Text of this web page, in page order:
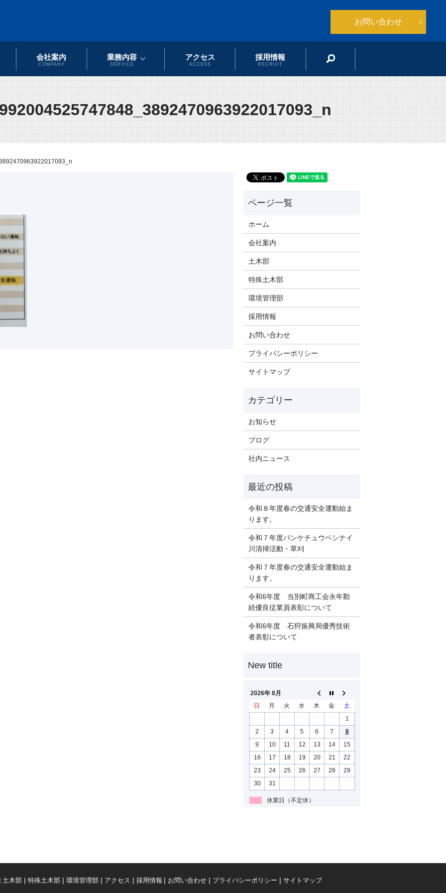
お問い合わせ
会社案内
COMPANY
業務内容
SERVICE
アクセス
ACCESS
採用情報
RECRUIT
search
ホーム
会社案内
土木部
特殊土木部
環境管理部
採用情報
お問い合わせ
プライバシーポリシー
サイトマップ
お知らせ
ブログ
社内ニュース
令和８年度春の交通安全運動始ま
ります。
令和７年度パンケチュウベシナイ
川清掃活動・草刈
令和７年度春の交通安全運動始ま
ります。
令和6年度 当別町商工会永年勤
続優良従業員表彰について
令和6年度 石狩振興局優秀技術
者表彰について
2026年 8月
日
月 火 水 木 金
土
1
2
3 4 5 6 7
8
9
10 11 12 13 14
15
16
17 18 19 20 21
22
23
24 25 26 27 28
29
30
31
休業日（不定休）
土木部 特殊土木部 環境管理部 アクセス 採用情報 お問い合わせ プライバシーポリシー サイトマップ